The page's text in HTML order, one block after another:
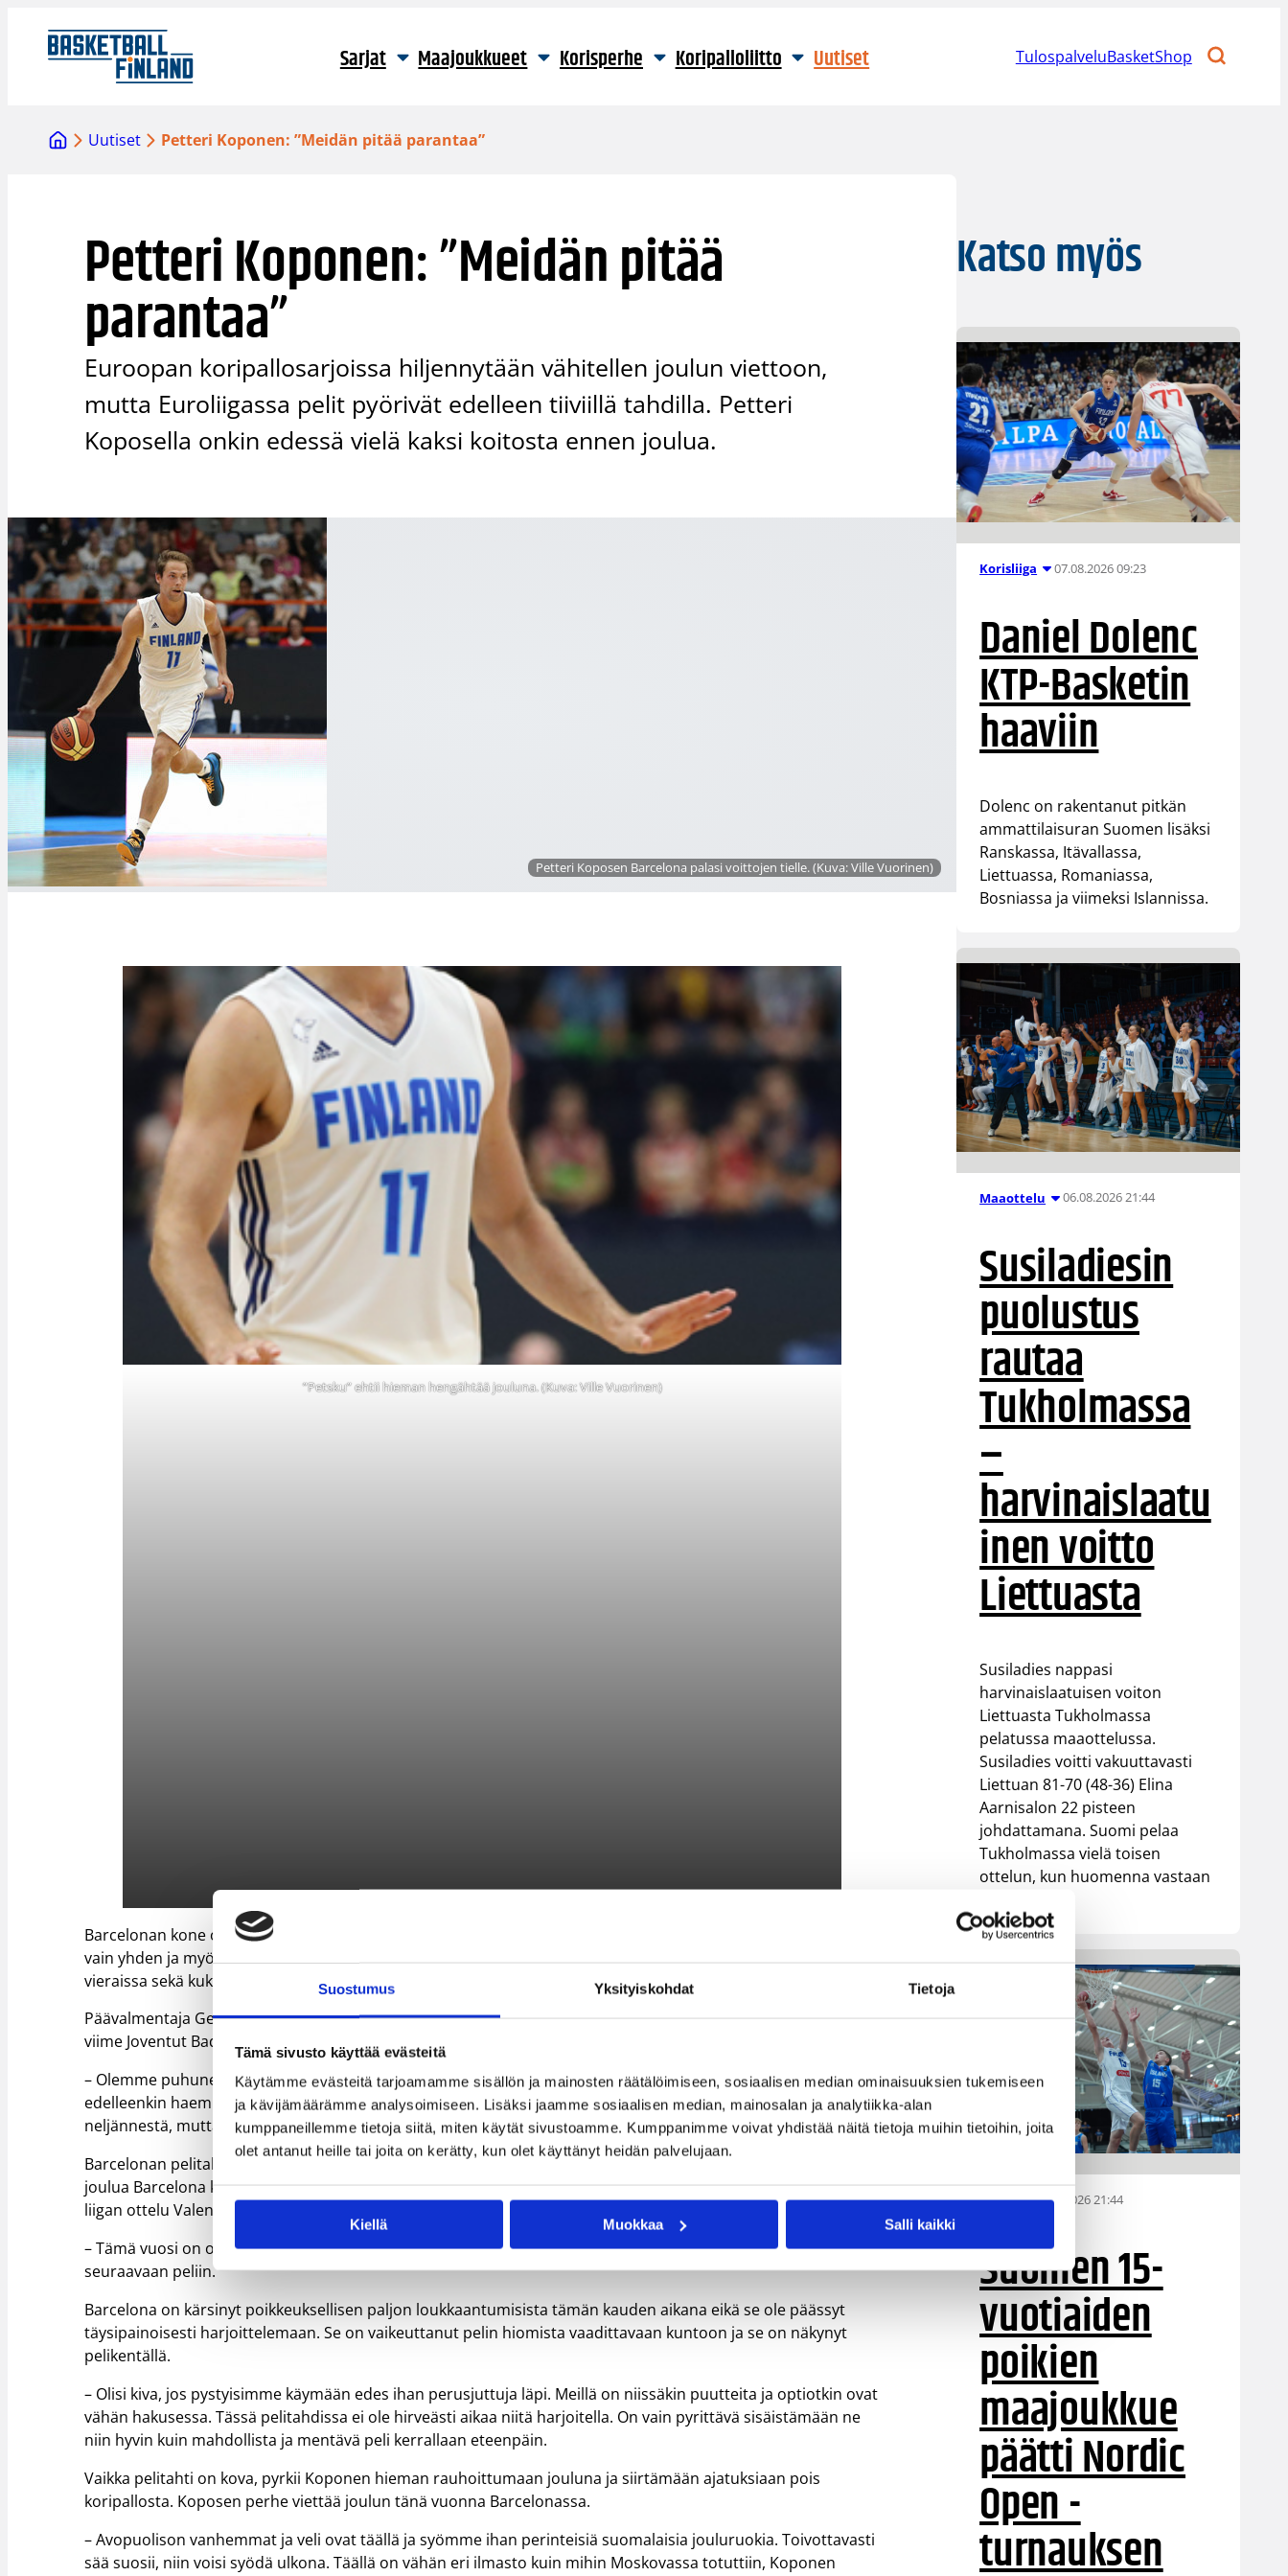
Suostumus Yksityiskohdat Tietoja
Tämä sivusto käyttää evästeitä
Käytämme evästeitä tarjoamamme sisällön ja mainosten räätälöimiseen, sosiaalisen median ominaisuuksien tukemiseen
ja kävijämäärämme analysoimiseen. Lisäksi jaamme sosiaalisen median, mainosalan ja analytiikka-alan
kumppaneillemme tietoja siitä, miten käytät sivustoamme. Kumppanimme voivat yhdistää näitä tietoja muihin tietoihin, joita
olet antanut heille tai joita on kerätty, kun olet käyttänyt heidän palvelujaan.
Kiellä Muokkaa Salli kaikki
sisältöön
Sarjat Maajoukkueet Korisperhe Koripalloliitto Uutiset TulospalveluBasketShop
Uutiset Petteri Koponen: ”Meidän pitää parantaa”
Petteri Koponen: ”Meidän pitää
parantaa”
Euroopan koripallosarjoissa hiljennytään vähitellen joulun viettoon,
mutta Euroliigassa pelit pyörivät edelleen tiiviillä tahdilla. Petteri
Koposella onkin edessä vielä kaksi koitosta ennen joulua.
Petteri Koposen Barcelona palasi voittojen tielle. (Kuva: Ville Vuorinen)
”Petsku” ehtii hieman hengähtää jouluna. (Kuva: Ville Vuorinen)
Barcelonan kone on hieman yskähdellyt viime aikoina. Euroliigassa se on kuudesta edellispelistään voittanut
vain yhden ja myös Espanjan liigassa se on joutunut tiukoille. Se hävisi Malagalle jatkoajalla ja Andorralle
vieraissa sekä kukisti pisteellä Gran Canarian ja kahdella Joventut Badalonan.
Päävalmentaja Georgios Bartzokas haki piristystä joukkueen ilmeeseen vaihtamalla hieman kokoonpanoa
viime Joventut Badalona -otteluun ja Koponen pääsi ensimmäistä kertaa aloitusviisikkoon.
– Olemme puhuneet siitä, että olemme aloittaneet pelit huonosti. Valmentaja koetti muuttaa hieman juttuja ja
edelleenkin haemme vähän niitä asioita jotka toimisivat. Nyt emme ainakaan hävinneet ensimmäistä
neljännestä, mutta meidän pitää parantaa vielä paljon, Koponen pohtii.
Barcelonan pelitahti tällä kaudella on kova. Uudistuneen Euroliigan myötä otteluita tulee viikossa 2-3. Ennen
joulua Barcelona kohtaa vielä Saski Baskonian vieraissa ja EA7 Milanon kotonaan. Välipäivinä edessä ovat ACB-
liigan ottelu Valenciaa ja Euroliigan ottelu Darussafakaa vastaan.
– Tämä vuosi on ollut vain pelaamista eikä harjoitteluun ole jäänyt juuri aikaa. Treenit ovat lähinnä valmistavia
seuraavaan peliin.
Barcelona on kärsinyt poikkeuksellisen paljon loukkaantumisista tämän kauden aikana eikä se ole päässyt
täysipainoisesti harjoittelemaan. Se on vaikeuttanut pelin hiomista vaadittavaan kuntoon ja se on näkynyt
pelikentällä.
– Olisi kiva, jos pystyisimme käymään edes ihan perusjuttuja läpi. Meillä on niissäkin puutteita ja optiotkin ovat
vähän hakusessa. Tässä pelitahdissa ei ole hirveästi aikaa niitä harjoitella. On vain pyrittävä sisäistämään ne
niin hyvin kuin mahdollista ja mentävä peli kerrallaan eteenpäin.
Vaikka pelitahti on kova, pyrkii Koponen hieman rauhoittumaan jouluna ja siirtämään ajatuksiaan pois
koripallosta. Koposen perhe viettää joulun tänä vuonna Barcelonassa.
– Avopuolison vanhemmat ja veli ovat täällä ja syömme ihan perinteisiä suomalaisia jouluruokia. Toivottavasti
sää suosii, niin voisi syödä ulkona. Täällä on vähän eri ilmasto kuin mihin Moskovassa totuttiin, Koponen
Katso myös
Korisliiga 07.08.2026 09:23
Daniel Dolenc
KTP-Basketin
haaviin
Dolenc on rakentanut pitkän
ammattilaisuran Suomen lisäksi
Ranskassa, Itävallassa,
Liettuassa, Romaniassa,
Bosniassa ja viimeksi Islannissa.
Maaottelu 06.08.2026 21:44
Susiladiesin
puolustus
rautaa
Tukholmassa
–
harvinaislaatu
inen voitto
Liettuasta
Susiladies nappasi
harvinaislaatuisen voiton
Liettuasta Tukholmassa
pelatussa maaottelussa.
Susiladies voitti vakuuttavasti
Liettuan 81-70 (48-36) Elina
Aarnisalon 22 pisteen
johdattamana. Suomi pelaa
Tukholmassa vielä toisen
ottelun, kun huomenna vastaan
MU15 06.08.2026 21:44
Suomen 15-
vuotiaiden
poikien
maajoukkue
päätti Nordic
Open -
turnauksen